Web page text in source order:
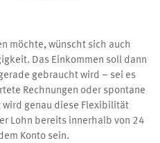
möchte, wünscht sich auch
Das Einkommen soll dann
gebraucht wird – sei es
Rechnungen oder spontane
wird genau diese Flexibilität
Lohn bereits innerhalb von 24
Konto sein.